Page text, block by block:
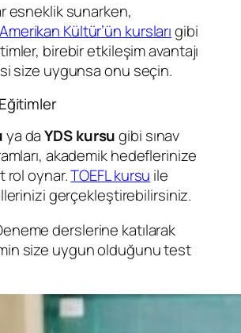
esneklik sunarken,
Kültür’ün kurslarıgibi
birebir etkileşim avantajı
size uygunsa onu seçin.
Eğitimler
ya daYDS kursugibi sınav
akademik hedeflerinize
rol oynar.TOEFL kursu ile
gerçekleştirebilirsiniz.
derslerine katılarak
size uygun olduğunu test